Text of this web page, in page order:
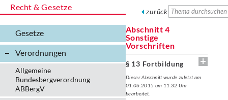
Recht & Gesetze
Gesetze
Verordnungen
Allgemeine
Bundesbergverordnung
ABBergV
zurück
Abschnitt 4
Sonstige
Vorschriften
§ 13 Fortbildung
Dieser Abschnitt wurde zuletzt am
01.06.2015 um 11:32 Uhr
bearbeitet.